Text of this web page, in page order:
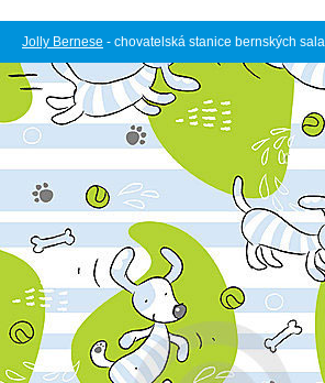
Jolly Bernese - chovatelská stanice bernských